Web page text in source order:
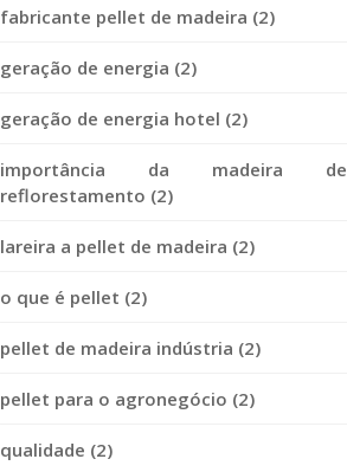
fabricante pellet de madeira (2)
geração de energia (2)
geração de energia hotel (2)
importância da madeira de
reflorestamento (2)
lareira a pellet de madeira (2)
o que é pellet (2)
pellet de madeira indústria (2)
pellet para o agronegócio (2)
qualidade (2)